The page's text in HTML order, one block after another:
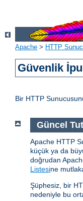
Apache > HTTP
Güvenlik
Bir HTTP
Güncel
Apache HTTP
küçük ya da
doğrudan
Listesine
Şüphesiz, bir
nedeniyle bu